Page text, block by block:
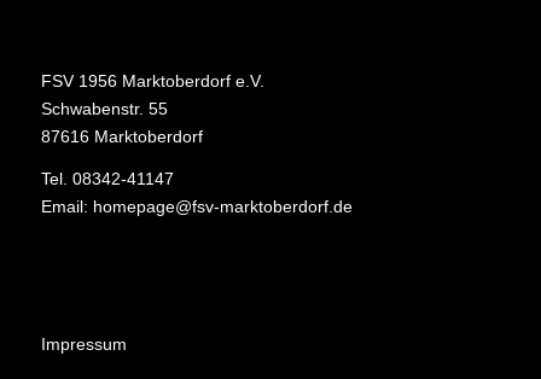
FSV 1956 Marktoberdorf e.V.
Schwabenstr. 55
87616 Marktoberdorf
Tel. 08342-41147
Email: homepage@fsv-marktoberdorf.de
Impressum